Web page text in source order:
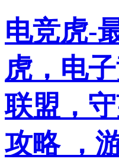
电竞虎-
虎，电
联盟，
攻略 ，